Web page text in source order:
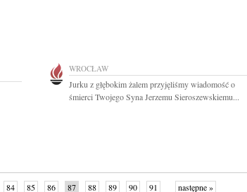
WROCŁAW
Jurku z głębokim żalem przyjęliśmy wiadomość o
śmierci Twojego Syna Jerzemu Sieroszewskiemu...
84 85 86 87 88 89 90 91 następne »